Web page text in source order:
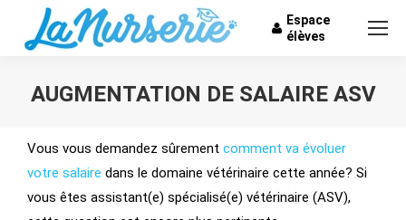
Espace
élèves
AUGMENTATION DE SALAIRE ASV
Vous vous demandez sûrement comment va évoluer
votre salaire dans le domaine vétérinaire cette année? Si
vous êtes assistant(e) spécialisé(e) vétérinaire (ASV),